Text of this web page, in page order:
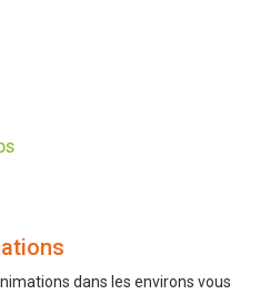
dans les environs vous